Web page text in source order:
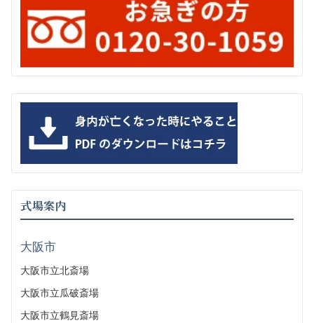
式場案内
大阪市
大阪市立北斎場
大阪市立瓜破斎場
大阪市立鶴見斎場